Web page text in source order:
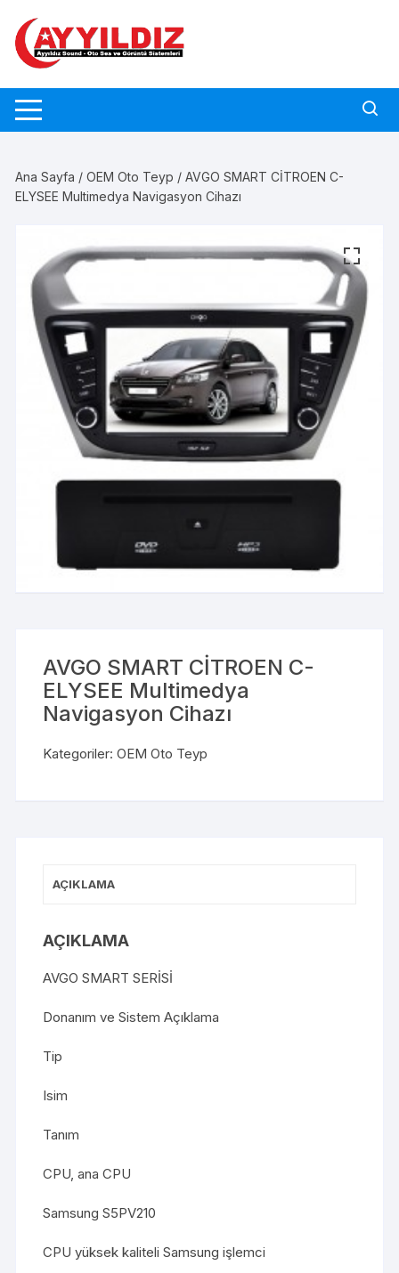
content
Ana Sayfa /OEM Oto Teyp / AVGO SMART CİTROEN C-
ELYSEE Multimedya Navigasyon Cihazı
AVGO SMART CİTROEN C-
ELYSEE Multimedya
Navigasyon Cihazı
Kategoriler:OEM Oto Teyp
AÇIKLAMA
AÇIKLAMA
AVGO SMART SERİSİ
Donanım ve Sistem Açıklama
Tip
Isim
Tanım
CPU, ana CPU
Samsung S5PV210
CPU yüksek kaliteli Samsung işlemci